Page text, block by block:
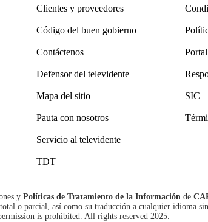
Clientes y proveedores
Código del buen gobierno
Contáctenos
Defensor del televidente
Mapa del sitio
Pauta con nosotros
Servicio al televidente
TDT
SIC
y Políticas de Tratamiento de la Información de
o parcial, así como su traducción a cualquier idioma
is prohibited. All rights reserved 2025.